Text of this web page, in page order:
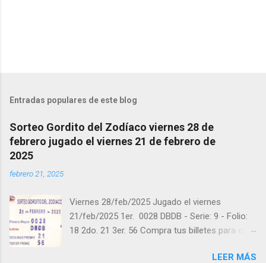
Entradas populares de este blog
Sorteo Gordito del Zodíaco viernes 28 de
febrero jugado el viernes 21 de febrero de
2025
febrero 21, 2025
Viernes 28/feb/2025 Jugado el viernes
21/feb/2025 1er. 0028 DBDB - Serie: 9 - Folio:
18 2do. 21 3er. 56 Compra tus billetes para el
LEER MÁS